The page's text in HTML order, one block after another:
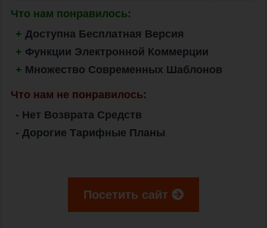
Что нам понравилось:
+ Доступна Бесплатная Версия
+ Функции Электронной Коммерции
+ Множество Современных Шаблонов
Что нам не понравилось:
- Нет Возврата Средств
- Дорогие Тарифные Планы
Посетить сайт